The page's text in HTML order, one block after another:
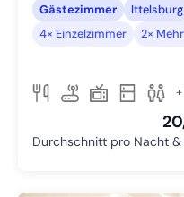
Gästezimmer
Ittelsburg
4× Einzelzimmer
2×
Durchschnitt pro Nacht &